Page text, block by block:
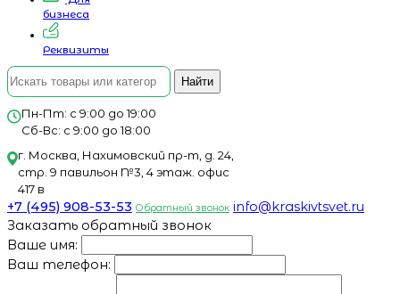
бизнеса
Реквизиты
Найти
Пн-Пт: с 9:00 до 19:00
Сб-Вс: с 9:00 до 18:00
г. Москва, Нахимовский пр-т, д. 24,
стр. 9 павильон №3, 4 этаж. офис
417 в
+7 (495) 908-53-53 Обратный звонок info@kraskivtsvet.ru
Заказать обратный звонок
Ваше имя:
Ваш телефон: